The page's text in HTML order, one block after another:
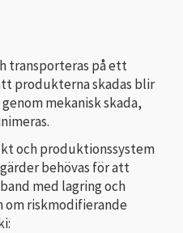
transporteras på ett
produkterna skadas blir
mekanisk skada,
och produktionssystem
behövas för att
med lagring och
om riskmodifierande